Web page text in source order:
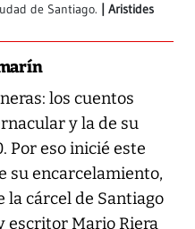
de Santiago.
Aristides
los cuentos
y la de su
Por eso inicié este
su encarcelamiento,
la cárcel de Santiago
escritor Mario Riera